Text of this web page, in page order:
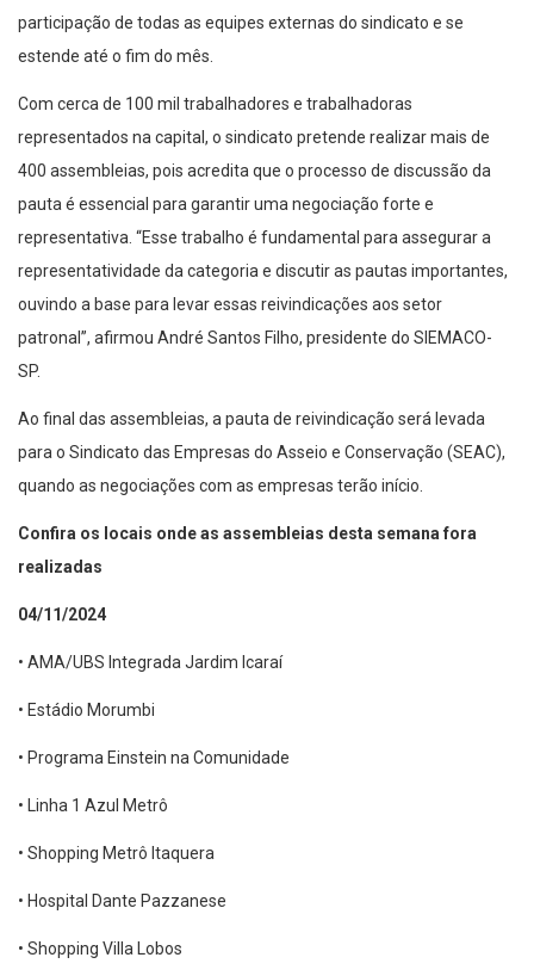
participação de todas as equipes externas do sindicato e se
estende até o fim do mês.
Com cerca de 100 mil trabalhadores e trabalhadoras
representados na capital, o sindicato pretende realizar mais de
400 assembleias, pois acredita que o processo de discussão da
pauta é essencial para garantir uma negociação forte e
representativa. “Esse trabalho é fundamental para assegurar a
representatividade da categoria e discutir as pautas importantes,
ouvindo a base para levar essas reivindicações aos setor
patronal”, afirmou André Santos Filho, presidente do SIEMACO-
SP.
Ao final das assembleias, a pauta de reivindicação será levada
para o Sindicato das Empresas do Asseio e Conservação (SEAC),
quando as negociações com as empresas terão início.
Confira os locais onde as assembleias desta semana fora
realizadas
04/11/2024
• AMA/UBS Integrada Jardim Icaraí
• Estádio Morumbi
• Programa Einstein na Comunidade
• Linha 1 Azul Metrô
• Shopping Metrô Itaquera
• Hospital Dante Pazzanese
• Shopping Villa Lobos